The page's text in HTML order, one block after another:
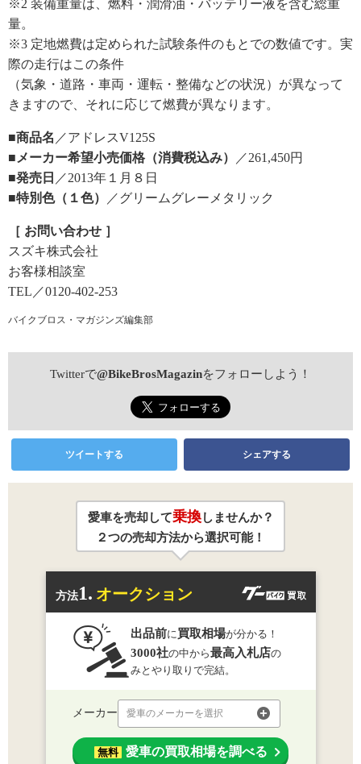
※2 装備重量は、燃料・潤滑油・バッテリー液を含む総重
量。
※3 定地燃費は定められた試験条件のもとでの数値です。実
際の走行はこの条件
（気象・道路・車両・運転・整備などの状況）が異なって
きますので、それに応じて燃費が異なります。
■商品名 ／アドレスV125S
■メーカー希望小売価格（消費税込み）
／261,450円
■発売日 ／2013年１月８日
■特別色（１色）
／グリームグレーメタリック
［ お問い合わせ ］
スズキ株式会社
お客様相談室
TEL／0120-402-253
バイクブロス・マガジンズ編集部
Twitterで@BikeBrosMagazinをフォローしよう！
ツイートする シェアする
愛車を売却して乗換しませんか？
２つの売却方法から選択可能！
方法1. オークション
出品前に 買取相場が分かる！
3000社の中から最高入札店の
みとやり取りで完結。
メーカー 愛車のメーカーを選択
無料 愛車の買取相場を調べる